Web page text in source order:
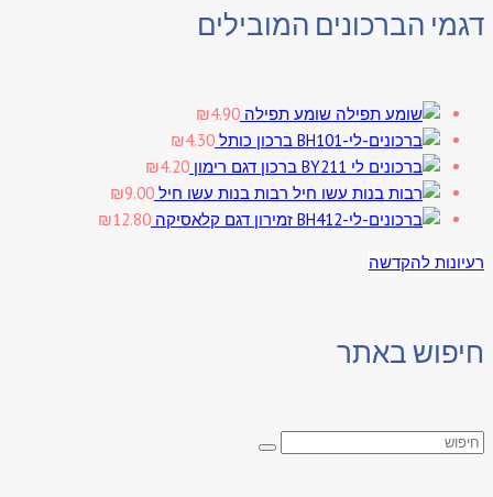
דגמי הברכונים המובילים
שומע תפילה ₪4.90
ברכון כותל
₪4.30
ברכון דגם רימון
₪4.20
רבות בנות עשו חיל
₪9.00
זמירון דגם קלאסיקה
₪12.80
רעיונות להקדשה
חיפוש באתר